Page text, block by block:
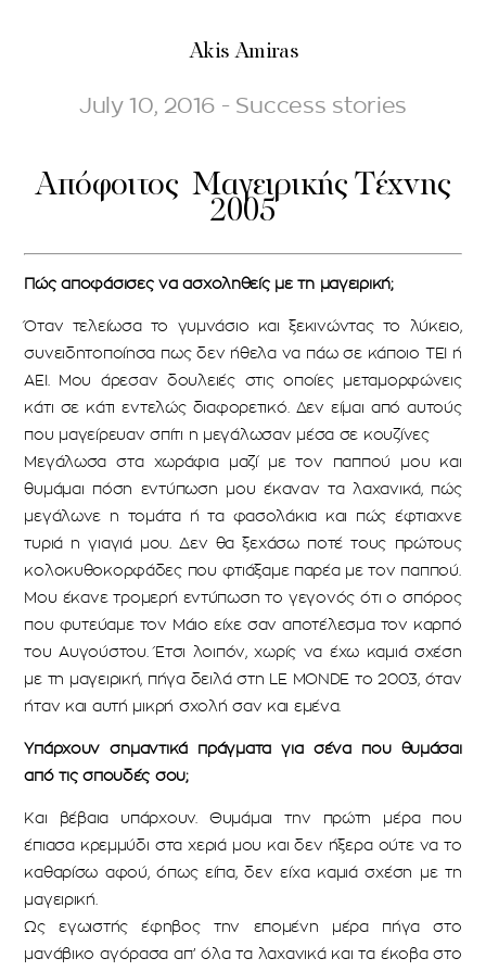
Akis Amiras
July 10, 2016 - Success stories
Απόφοιτος Μαγειρικής Τέχνης
2005
Πώς αποφάσισες να ασχοληθείς με τη μαγειρική;
Όταν τελείωσα το γυμνάσιο και ξεκινώντας το λύκειο,
συνειδητοποίησα πως δεν ήθελα να πάω σε κάποιο ΤΕΙ ή
ΑΕΙ. Μου άρεσαν δουλειές στις οποίες μεταμορφώνεις
κάτι σε κάτι εντελώς διαφορετικό. Δεν είμαι από αυτούς
που μαγείρευαν σπίτι η μεγάλωσαν μέσα σε κουζίνες
Μεγάλωσα στα χωράφια μαζί με τον παππού μου και
θυμάμαι πόση εντύπωση μου έκαναν τα λαχανικά, πώς
μεγάλωνε η τομάτα ή τα φασολάκια και πώς έφτιαχνε
τυριά η γιαγιά μου. Δεν θα ξεχάσω ποτέ τους πρώτους
κολοκυθοκορφάδες που φτιάξαμε παρέα με τον παππού.
Μου έκανε τρομερή εντύπωση το γεγονός ότι ο σπόρος
που φυτεύαμε τον Μάιο είχε σαν αποτέλεσμα τον καρπό
του Αυγούστου. Έτσι λοιπόν, χωρίς να έχω καμιά σχέση
με τη μαγειρική, πήγα δειλά στη LE MONDE το 2003, όταν
ήταν και αυτή μικρή σχολή σαν και εμένα.
Υπάρχουν σημαντικά πράγματα για σένα που θυμάσαι
από τις σπουδές σου;
Και βέβαια υπάρχουν. Θυμάμαι την πρώτη μέρα που
έπιασα κρεμμύδι στα χεριά μου και δεν ήξερα ούτε να το
καθαρίσω αφού, όπως είπα, δεν είχα καμιά σχέση με τη
μαγειρική.
Ως εγωιστής έφηβος την επομένη μέρα πήγα στο
μανάβικο αγόρασα απ’ όλα τα λαχανικά και τα έκοβα στο